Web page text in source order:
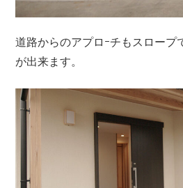
道路からのアプロｰチもスロープ
が出来ます。